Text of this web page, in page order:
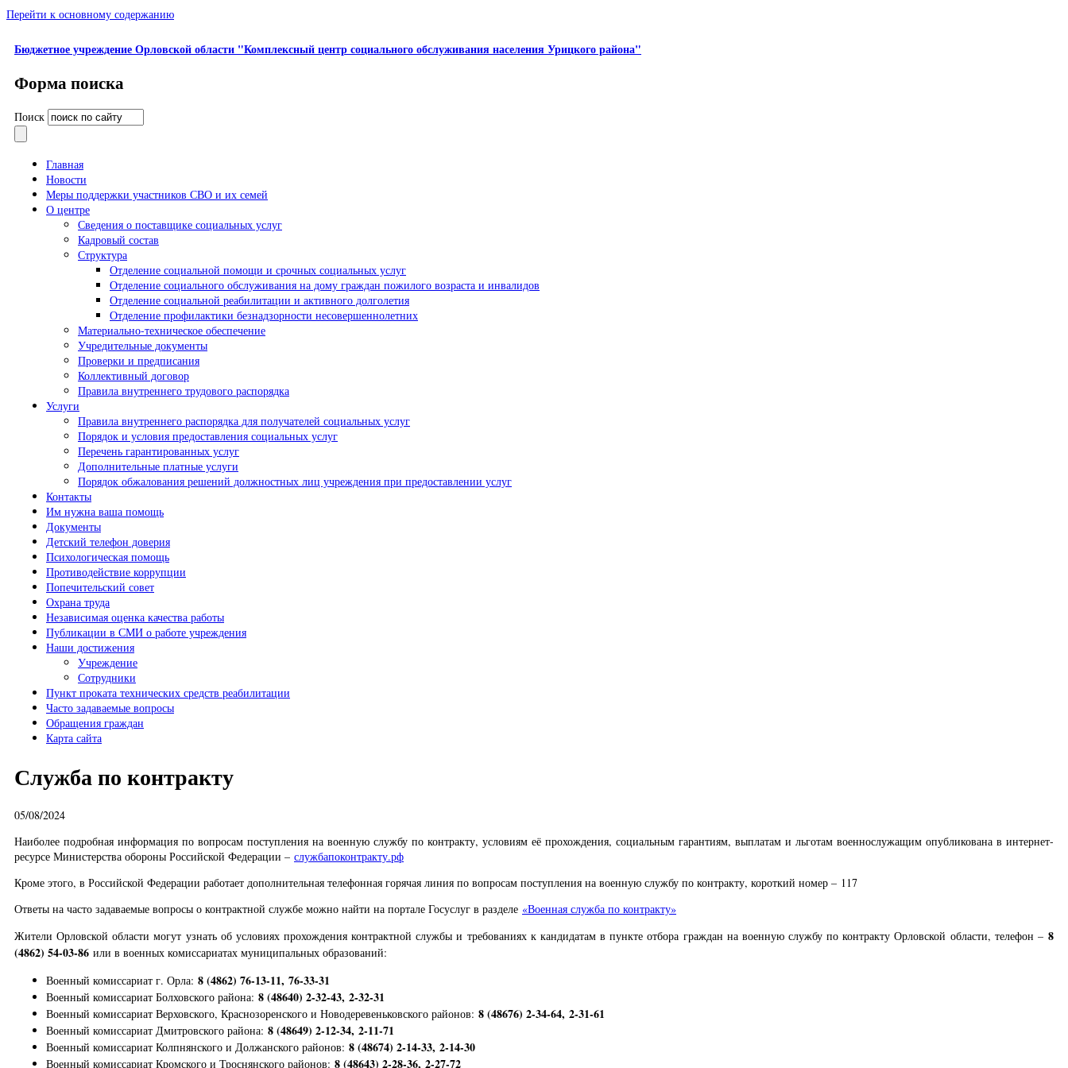
Перейти к основному содержанию
Бюджетное учреждение Орловской области "Комплексный центр социального обслуживания населения Урицкого района"
Форма поиска
Поиск
Главная
Новости
Меры поддержки участников СВО и их семей
О центре
Сведения о поставщике социальных услуг
Кадровый состав
Структура
Отделение социальной помощи и срочных социальных услуг
Отделение социального обслуживания на дому граждан пожилого возраста и инвалидов
Отделение социальной реабилитации и активного долголетия
Отделение профилактики безнадзорности несовершеннолетних
Материально-техническое обеспечение
Учредительные документы
Проверки и предписания
Коллективный договор
Правила внутреннего трудового распорядка
Услуги
Правила внутреннего распорядка для получателей социальных услуг
Порядок и условия предоставления социальных услуг
Перечень гарантированных услуг
Дополнительные платные услуги
Порядок обжалования решений должностных лиц учреждения при предоставлении услуг
Контакты
Им нужна ваша помощь
Документы
Детский телефон доверия
Психологическая помощь
Противодействие коррупции
Попечительский совет
Охрана труда
Независимая оценка качества работы
Публикации в СМИ о работе учреждения
Наши достижения
Учреждение
Сотрудники
Пункт проката технических средств реабилитации
Часто задаваемые вопросы
Обращения граждан
Карта сайта
Служба по контракту
05/08/2024
Наиболее подробная информация по вопросам поступления на военную службу по контракту, условиям её прохождения, социальным гарантиям, выплатам и льготам военнослужащим опубликована в интернет-
ресурсе Министерства обороны Российской Федерации – службапоконтракту.рф
Кроме этого, в Российской Федерации работает дополнительная телефонная горячая линия по вопросам поступления на военную службу по контракту, короткий номер – 117
Ответы на часто задаваемые вопросы о контрактной службе можно найти на портале Госуслуг в разделе «Военная служба по контракту»
Жители Орловской области могут узнать об условиях прохождения контрактной службы и требованиях к кандидатам в пункте отбора граждан на военную службу по контракту Орловской области, телефон – 8
(4862) 54-03-86 или в военных комиссариатах муниципальных образований:
Военный комиссариат г. Орла: 8 (4862) 76-13-11, 76-33-31
Военный комиссариат Болховского района: 8 (48640) 2-32-43, 2-32-31
Военный комиссариат Верховского, Краснозоренского и Новодеревеньковского районов: 8 (48676) 2-34-64, 2-31-61
Военный комиссариат Дмитровского района: 8 (48649) 2-12-34, 2-11-71
Военный комиссариат Колпнянского и Должанского районов: 8 (48674) 2-14-33, 2-14-30
Военный комиссариат Кромского и Троснянского районов: 8 (48643) 2-28-36, 2-27-72